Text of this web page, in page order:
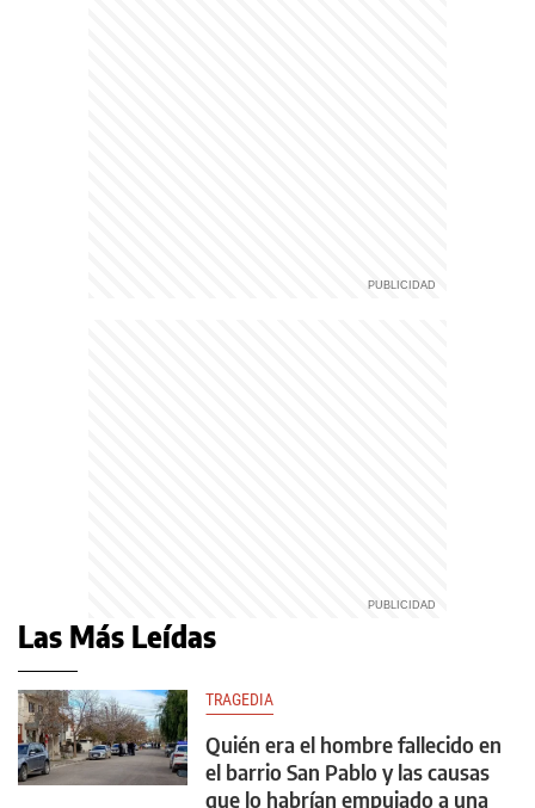
Las Más Leídas
TRAGEDIA
Quién era el hombre fallecido en
el barrio San Pablo y las causas
que lo habrían empujado a una